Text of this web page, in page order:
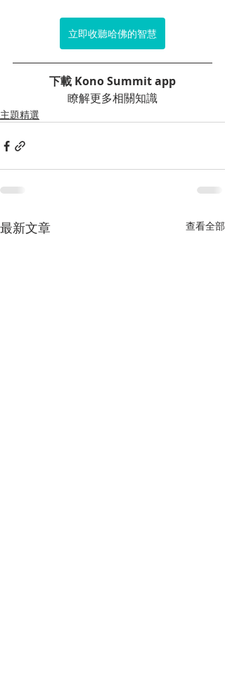
立即收聽哈佛的智慧
下載 Kono Summit app
瞭解更多相關知識
主題精選
最新文章 查看全部